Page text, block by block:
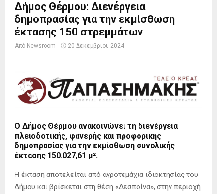
Δήμος Θέρμου: Διενέργεια
δημοπρασίας για την εκμίσθωση
έκτασης 150 στρεμμάτων
Από Newsroom 20 Δεκεμβρίου 2024
Ο Δήμος Θέρμου ανακοινώνει τη διενέργεια
πλειοδοτικής, φανερής και προφορικής
δημοπρασίας για την εκμίσθωση συνολικής
έκτασης 150.027,61 μ².
Η έκταση αποτελείται από αγροτεμάχια ιδιοκτησίας του
Δήμου και βρίσκεται στη θέση «Δεσποίνα», στην περιοχή